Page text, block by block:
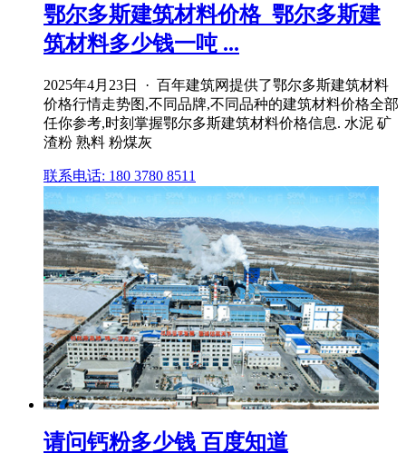
鄂尔多斯建筑材料价格_鄂尔多斯建
筑材料多少钱一吨 ...
2025年4月23日 · 百年建筑网提供了鄂尔多斯建筑材料
价格行情走势图,不同品牌,不同品种的建筑材料价格全部
任你参考,时刻掌握鄂尔多斯建筑材料价格信息. 水泥 矿
渣粉 熟料 粉煤灰
联系电话: 180 3780 8511
请问钙粉多少钱 百度知道